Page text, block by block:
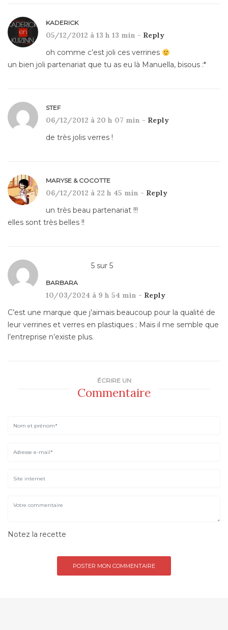
KADERICK
05/12/2012 à 13 h 13 min - Reply
oh comme c’est joli ces verrines
un bien joli partenariat que tu as eu là Manuella, bisous :*
STEF
06/12/2012 à 20 h 07 min - Reply
de très jolis verres !
MARYSE & COCOTTE
06/12/2012 à 22 h 45 min - Reply
un très beau partenariat !!!
elles sont très belles !!
5 sur 5
BARBARA
10/03/2024 à 9 h 54 min - Reply
C’est une marque que j’aimais beaucoup pour la qualité de
leur verrines et verres en plastiques ; Mais il me semble que
l’entreprise n’existe plus.
ÉCRIRE UN
Commentaire
Notez la recette